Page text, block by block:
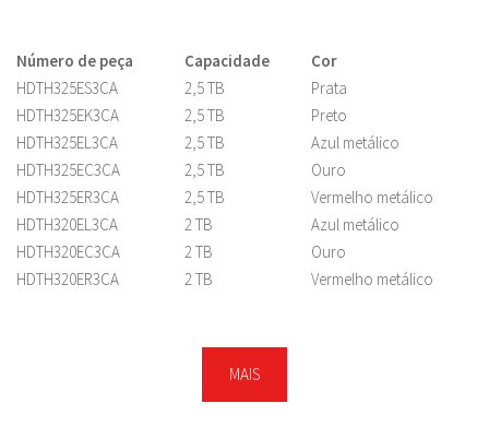
Número de peça Capacidade
Cor
HDTH325ES3CA
2,5 TB
Prata
HDTH325EK3CA
2,5 TB
Preto
HDTH325EL3CA
2,5 TB
Azul metálico
HDTH325EC3CA
2,5 TB
Ouro
HDTH325ER3CA
2,5 TB
Vermelho metálico
HDTH320EL3CA
2 TB
Azul metálico
HDTH320EC3CA
2 TB
Ouro
HDTH320ER3CA
2 TB
Vermelho metálico
MAIS